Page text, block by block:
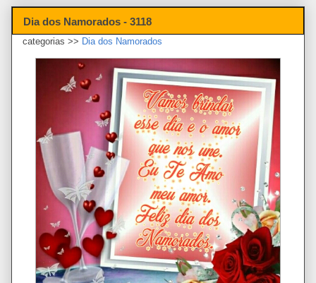
Dia dos Namorados - 3118
categorias >> Dia dos Namorados